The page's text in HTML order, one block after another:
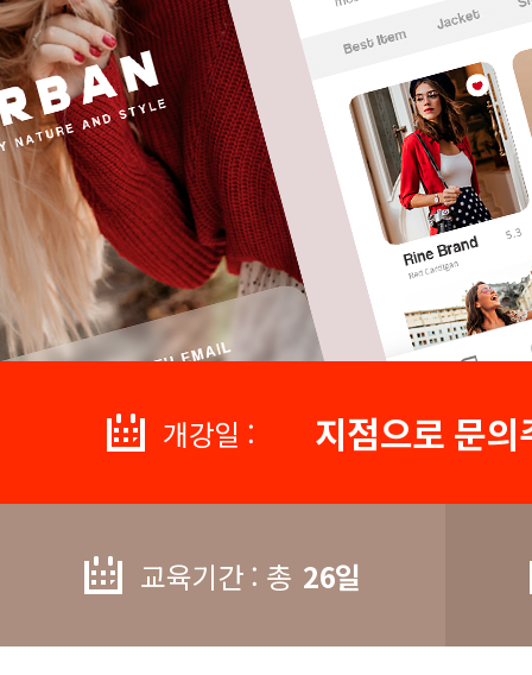
개강일 : 지점으로 문
교육기간 : 총 26일